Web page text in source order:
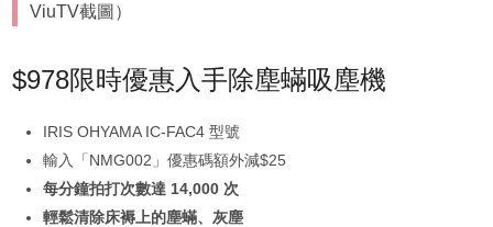
ViuTV截圖）
$978限時優惠入手除塵蟎吸塵機
IRIS OHYAMA IC-FAC4 型號
輸入「NMG002」優惠碼額外減$25
每分鐘拍打次數達 14,000 次
輕鬆清除床褥上的塵蟎、灰塵